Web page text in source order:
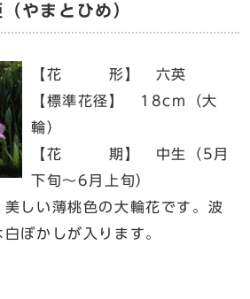
やまとひめ）
【花 形】 六英
【標準花径】 18cm（大
輪）
【花 期】 中生（5月
下旬～6月上旬）
い薄桃色の大輪花です。波
ぼかしが入ります。